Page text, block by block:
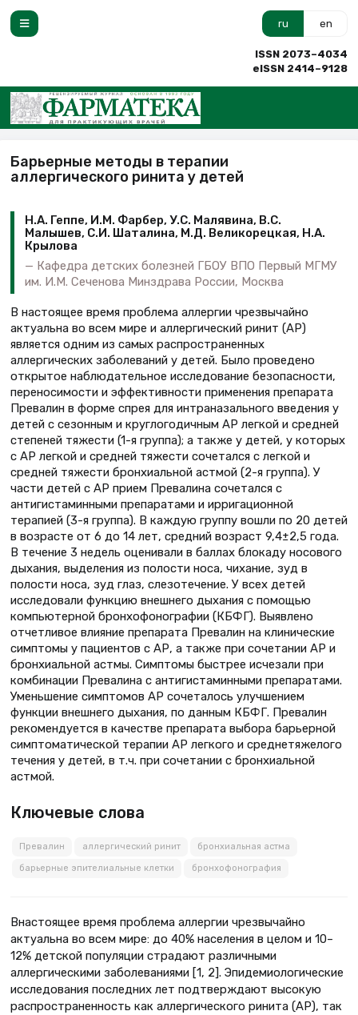
ru en
ISSN 2073–4034
eISSN 2414–9128
Барьерные методы в терапии
аллергического ринита у детей
Н.А. Геппе, И.М. Фарбер, У.С. Малявина, В.С.
Малышев, С.И. Шаталина, М.Д. Великорецкая, Н.А.
Крылова
Кафедра детских болезней ГБОУ ВПО Первый МГМУ
им. И.М. Сеченова Минздрава России, Москва
В настоящее время проблема аллергии чрезвычайно
актуальна во всем мире и аллергический ринит (АР)
является одним из самых распространенных
аллергических заболеваний у детей. Было проведено
открытое наблюдательное исследование безопасности,
переносимости и эффективности применения препарата
Превалин в форме спрея для интраназального введения у
детей с сезонным и круглогодичным АР легкой и средней
степеней тяжести (1-я группа); а также у детей, у которых
с АР легкой и средней тяжести сочетался с легкой и
средней тяжести бронхиальной астмой (2-я группа). У
части детей с АР прием Превалина сочетался с
антигистаминными препаратами и ирригационной
терапией (3-я группа). В каждую группу вошли по 20 детей
в возрасте от 6 до 14 лет, средний возраст 9,4±2,5 года.
В течение 3 недель оценивали в баллах блокаду носового
дыхания, выделения из полости носа, чихание, зуд в
полости носа, зуд глаз, слезотечение. У всех детей
исследовали функцию внешнего дыхания с помощью
компьютерной бронхофонографии (КБФГ). Выявлено
отчетливое влияние препарата Превалин на клинические
симптомы у пациентов с АР, а также при сочетании АР и
бронхиальной астмы. Симптомы быстрее исчезали при
комбинации Превалина с антигистаминными препаратами.
Уменьшение симптомов АР сочеталось улучшением
функции внешнего дыхания, по данным КБФГ. Превалин
рекомендуется в качестве препарата выбора барьерной
симптоматической терапии АР легкого и среднетяжелого
течения у детей, в т.ч. при сочетании с бронхиальной
астмой.
Ключевые слова
Превалин аллергический ринит бронхиальная астма
барьерные эпителиальные клетки бронхофонография
Внастоящее время проблема аллергии чрезвычайно
актуальна во всем мире: до 40% населения в целом и 10–
12% детской популяции страдают различными
аллергическими заболеваниями [1, 2]. Эпидемиологические
исследования последних лет подтверждают высокую
распространенность как аллергического ринита (АР), так